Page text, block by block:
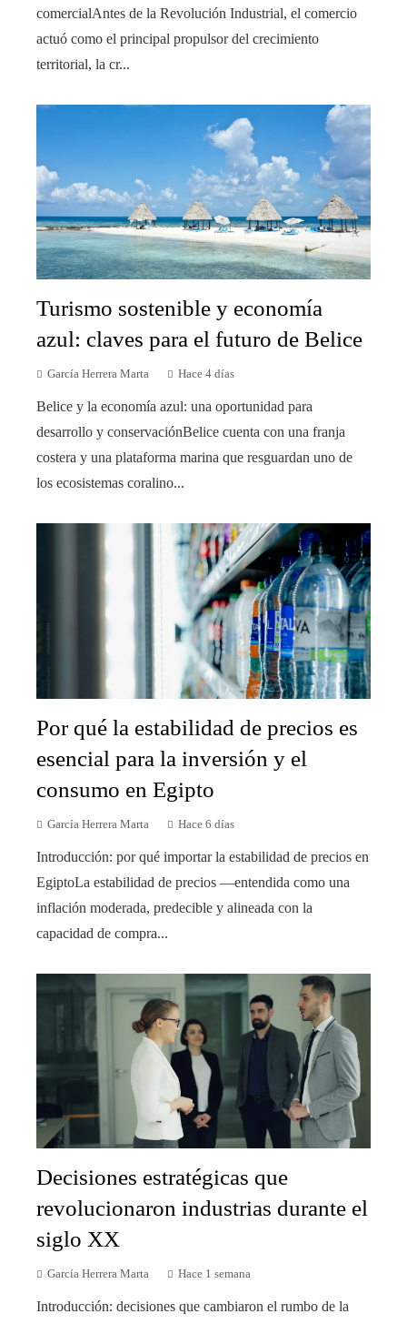
comercialAntes de la Revolución Industrial, el comercio
actuó como el principal propulsor del crecimiento
territorial, la cr...
Turismo sostenible y economía
azul: claves para el futuro de Belice
García Herrera Marta Hace 4 días
Belice y la economía azul: una oportunidad para
desarrollo y conservaciónBelice cuenta con una franja
costera y una plataforma marina que resguardan uno de
los ecosistemas coralino...
Por qué la estabilidad de precios es
esencial para la inversión y el
consumo en Egipto
García Herrera Marta Hace 6 días
Introducción: por qué importar la estabilidad de precios en
EgiptoLa estabilidad de precios —entendida como una
inflación moderada, predecible y alineada con la
capacidad de compra...
Decisiones estratégicas que
revolucionaron industrias durante el
siglo XX
García Herrera Marta Hace 1 semana
Introducción: decisiones que cambiaron el rumbo de la